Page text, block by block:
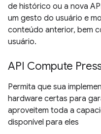
de histórico ou a nova
um gesto do usuário e
conteúdo anterior, bem
usuário.
API Compute
Permita que sua
hardware certas para
aproveitem toda a
disponível para eles